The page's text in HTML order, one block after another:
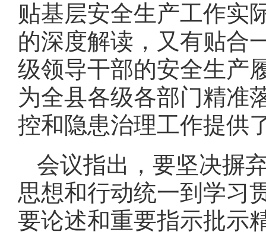
贴基层安全生产工作实
的深度解读，又有贴合
级领导干部的安全生产
为全县各级各部门精准
控和隐患治理工作提供
会议指出，要坚决摒
思想和行动统一到学习
要论述和重要指示批示